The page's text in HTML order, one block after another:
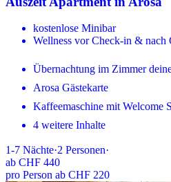
kostenlose Minibar
Wellness vor Check-in & nach
Übernachtung im Zimmer
Arosa Gästekarte
Kaffeemaschine mit Welcome
4 weitere Inhalte
1-7 Nächte·2 Personen·
ab CHF 440
pro Person ab CHF 220